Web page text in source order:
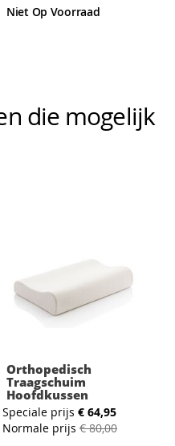
Niet Op Voorraad
die mogelijk
Orthopedisch
Traagschuim
Hoofdkussen
Speciale prijs € 64,95
Normale prijs € 80,00